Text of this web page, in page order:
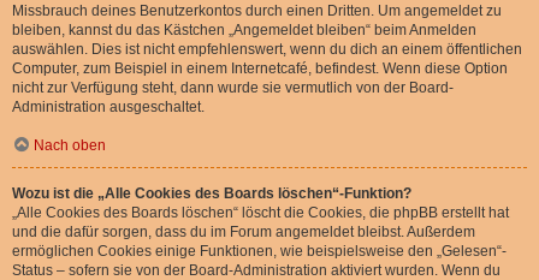
Missbrauch deines Benutzerkontos durch einen Dritten. Um angemeldet zu
bleiben, kannst du das Kästchen „Angemeldet bleiben“ beim Anmelden
auswählen. Dies ist nicht empfehlenswert, wenn du dich an einem öffentlichen
Computer, zum Beispiel in einem Internetcafé, befindest. Wenn diese Option
nicht zur Verfügung steht, dann wurde sie vermutlich von der Board-
Administration ausgeschaltet.
Nach oben
Wozu ist die „Alle Cookies des Boards löschen“-Funktion?
„Alle Cookies des Boards löschen“ löscht die Cookies, die phpBB erstellt hat
und die dafür sorgen, dass du im Forum angemeldet bleibst. Außerdem
ermöglichen Cookies einige Funktionen, wie beispielsweise den „Gelesen“-
Status – sofern sie von der Board-Administration aktiviert wurden. Wenn du